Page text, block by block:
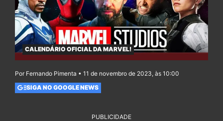
CALENDÁRIO OFICIAL DA MARVEL!
Por Fernando Pimenta • 11 de novembro de 2023, às 10:00
SIGA NO GOOGLE NEWS
PUBLICIDADE